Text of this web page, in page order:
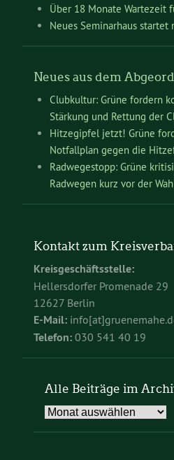
Über 18 Monate Wartezeit
Neues Seminarhaus startet
Neues aus dem
Clubkultur: Grüne fordern
Stärkung und Rettung der
Hitzegipfel jetzt! Grüne
Notfallplan gegen die
Radwegestopp: Grüne
Radwegen kurz vor der
Kontakt zum
Kreisgeschäftsstelle:
Hellersdorfer Promenade 29
12627 Berlin
E-Mail:
Telefon: 030 541 40 19
Alle Beiträge im
Alle